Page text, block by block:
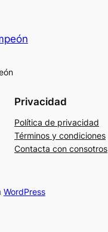
Privacidad
Política de privacidad
Términos y condiciones
Contacta con consotros
WordPress